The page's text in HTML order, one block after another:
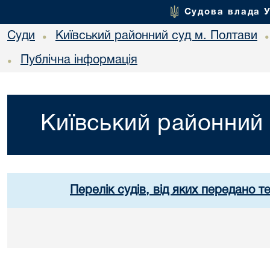
Судова влада
Суди • Київський районний суд м. Полтави •
• Публічна інформація
Київський
Перелік судів, від яких передано